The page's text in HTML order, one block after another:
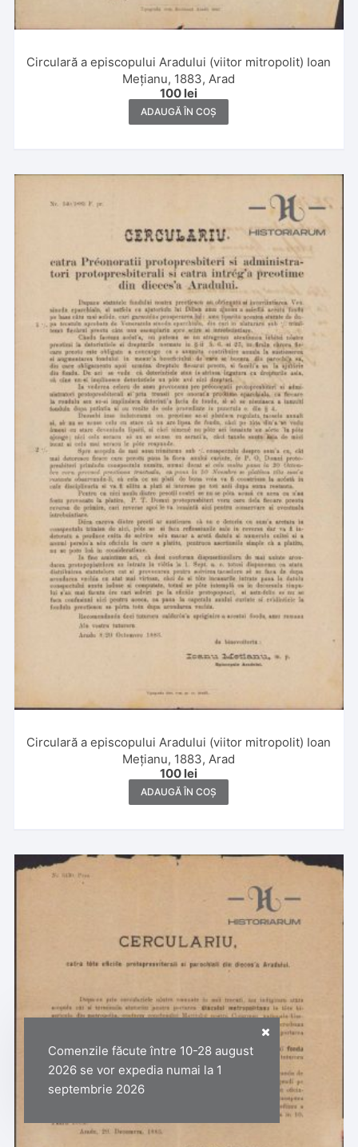
Comenzile făcute între 10-28 august
2026 se vor expedia numai la 1
septembrie 2026
Circulară a episcopului Aradului (viitor mitropolit) Ioan
Mețianu, 1883, Arad
100 lei
ADAUGĂ ÎN COȘ
Circulară a episcopului Aradului (viitor mitropolit) Ioan
Mețianu, 1883, Arad
100 lei
ADAUGĂ ÎN COȘ